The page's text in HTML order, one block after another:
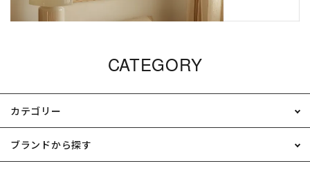
CATEGORY
カテゴリー
ブランドから探す